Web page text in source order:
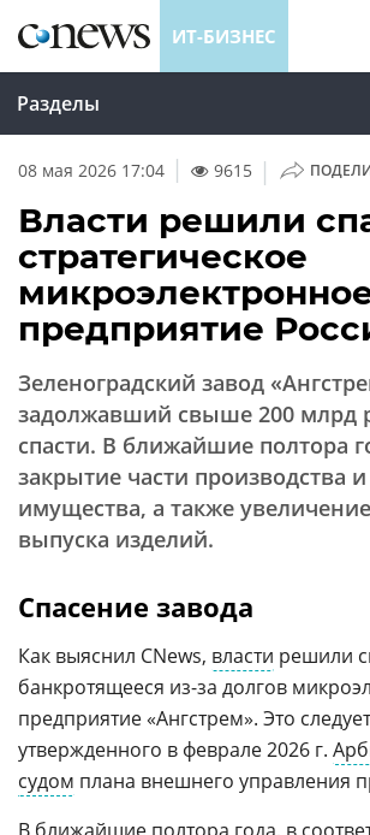
ИТ-БИЗНЕС
Разделы
08 мая 2026 17:04 9615 |
Власти решили
стратегическое
предприятие
Зеленоградский завод
задолжавший свыше 200 млрд
спасти. В ближайшие полтора
закрытие части производства
имущества, а также
выпуска изделий.
Спасение завода
Как выяснил CNews, власти решили
банкротящееся из-за долгов
предприятие «Ангстрем». Это
утвержденного в феврале 2026 г.
судом плана внешнего управления